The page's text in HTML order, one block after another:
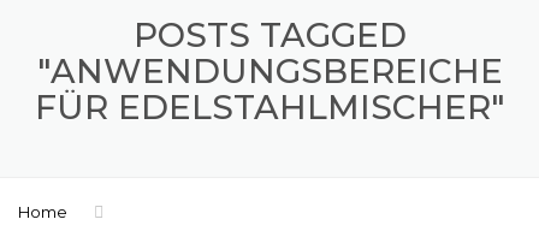
POSTS TAGGED
"ANWENDUNGSBEREICHE
FÜR EDELSTAHLMISCHER"
Home